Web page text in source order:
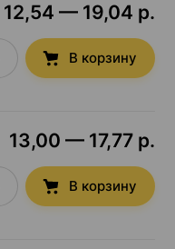
12,54 — 19,04 р.
В корзину
13,00 — 17,77 р.
В корзину